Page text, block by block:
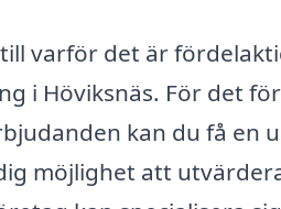
varför det är
i Höviksnäs. För det
kan du få en
möjlighet att